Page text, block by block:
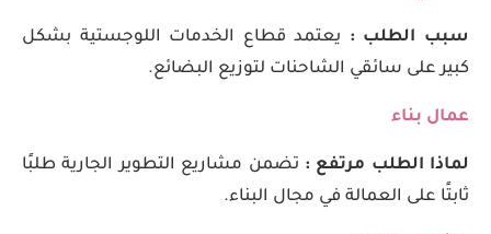
سبب الطلب : يعتمد قطاع الخدمات اللوجستية بشكل
كبير على سائقي الشاحنات لتوزيع البضائع.
عمال بناء
لماذا الطلب مرتفع : تضمن مشاريع التطوير الجارية طلبًا
ثابتًا على العمالة في مجال البناء.